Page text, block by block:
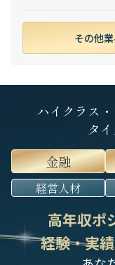
その他
ハイクラス
タ
金融
経営人材
高年収ポ
経験・実